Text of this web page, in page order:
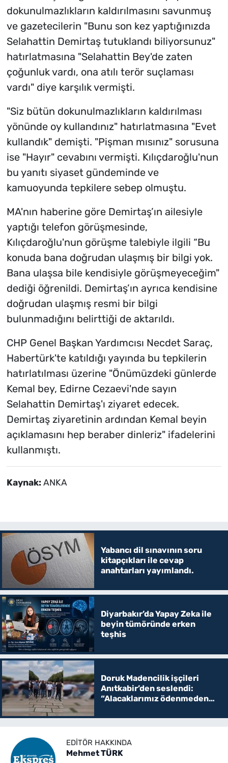
dokunulmazlıkların kaldırılmasını savunmuş
ve gazetecilerin "Bunu son kez yaptığınızda
Selahattin Demirtaş tutuklandı biliyorsunuz"
hatırlatmasına "Selahattin Bey'de zaten
çoğunluk vardı, ona atılı terör suçlaması
vardı" diye karşılık vermişti.
"Siz bütün dokunulmazlıkların kaldırılması
yönünde oy kullandınız" hatırlatmasına "Evet
kullandık" demişti. "Pişman mısınız" sorusuna
ise "Hayır" cevabını vermişti. Kılıçdaroğlu'nun
bu yanıtı siyaset gündeminde ve
kamuoyunda tepkilere sebep olmuştu.
MA'nın haberine göre Demirtaş’ın ailesiyle
yaptığı telefon görüşmesinde,
Kılıçdaroğlu'nun görüşme talebiyle ilgili “Bu
konuda bana doğrudan ulaşmış bir bilgi yok.
Bana ulaşsa bile kendisiyle görüşmeyeceğim"
dediği öğrenildi. Demirtaş’ın ayrıca kendisine
doğrudan ulaşmış resmi bir bilgi
bulunmadığını belirttiği de aktarıldı.
CHP Genel Başkan Yardımcısı Necdet Saraç,
Habertürk'te katıldığı yayında bu tepkilerin
hatırlatılması üzerine "Önümüzdeki günlerde
Kemal bey, Edirne Cezaevi'nde sayın
Selahattin Demirtaş'ı ziyaret edecek.
Demirtaş ziyaretinin ardından Kemal beyin
açıklamasını hep beraber dinleriz" ifadelerini
kullanmıştı.
Kaynak: ANKA
Yabancı dil sınavının soru
kitapçıkları ile cevap
anahtarları yayımlandı.
Diyarbakır’da Yapay Zeka ile
beyin tümöründe erken
teşhis
Doruk Madencilik işçileri
Anıtkabir’den seslendi:
“Alacaklarımız ödenmeden
EDITÖR HAKKINDA
Mehmet TÜRK